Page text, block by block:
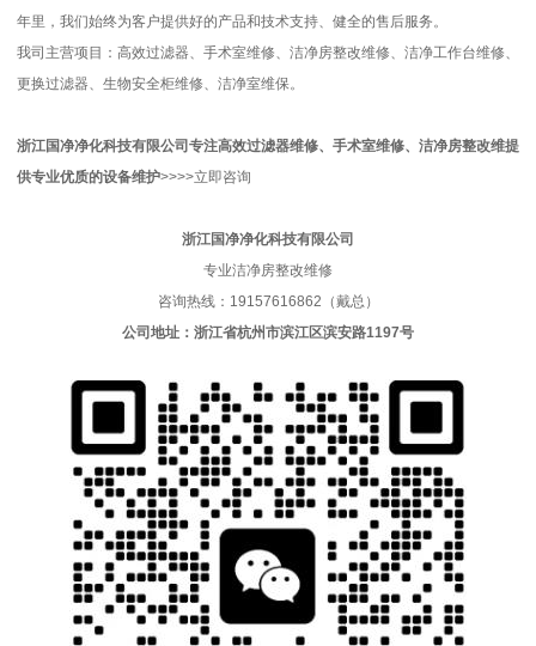
年里，我们始终为客户提供好的产品和技术支持、健全的售后服务。
我司主营项目：高效过滤器、手术室维修、洁净房整改维修、洁净工作台维修、
更换过滤器、生物安全柜维修、洁净室维保。
浙江国净净化科技有限公司 专注高效过滤器维修、手术室维修、洁净房整改维提
供专业优质的设备维护>>>>立即咨询
浙江国净净化科技有限公司
专业洁净房整改维修
咨询热线：19157616862（戴总）
公司地址：浙江省杭州市滨江区滨安路1197号